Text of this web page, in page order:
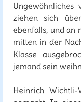
Ungewöhnliches
ziehen sich
ebenfalls, und an
mitten in der
Klasse
jemand sein
Heinrich